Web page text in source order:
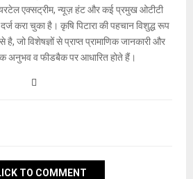
एक्सट्रीम, न्यूज़ हंट और कई प्रमुख ओटीटी
करा चुका है। कृषि पिटारा की पहचान विशुद्ध रूप
है, जो विशेषज्ञों से प्राप्त प्रामाणिक जानकारी और
अनुभव व फीडबैक पर आधारित होते हैं।
TO COMMENT